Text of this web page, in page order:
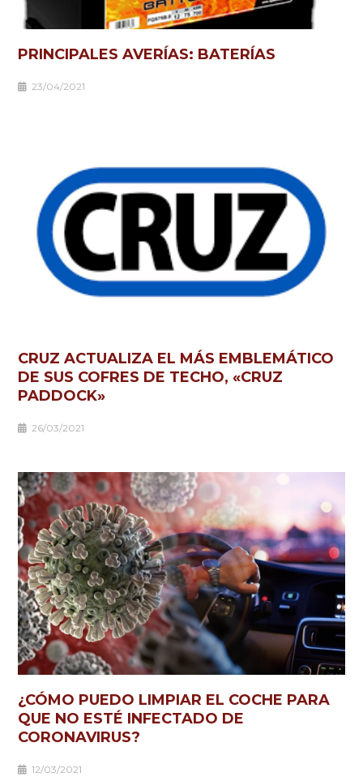
PRINCIPALES AVERÍAS: BATERÍAS
23/04/2021
CRUZ ACTUALIZA EL MÁS EMBLEMÁTICO
DE SUS COFRES DE TECHO, «CRUZ
PADDOCK»
26/03/2021
¿CÓMO PUEDO LIMPIAR EL COCHE PARA
QUE NO ESTÉ INFECTADO DE
CORONAVIRUS?
12/03/2021